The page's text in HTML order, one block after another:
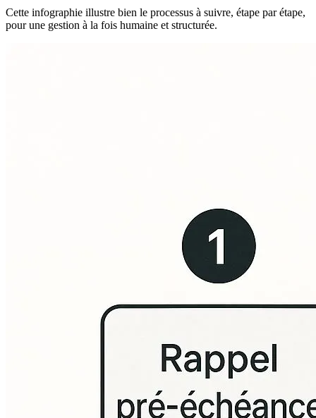
Cette infographie illustre bien le processus à suivre, étape par étape,
pour une gestion à la fois humaine et structurée.